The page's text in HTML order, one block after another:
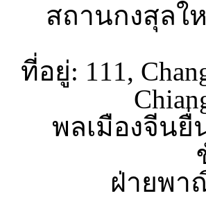
สถานกงสุลใ
ที่อยู่: 111,
พลเมืองจีนยื่
ฝ่ายพา